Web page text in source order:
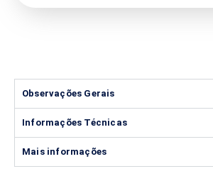
Observações Gerais
Informações Técnicas
Mais informações